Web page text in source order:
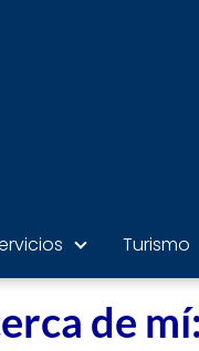
Turismo
de mí: